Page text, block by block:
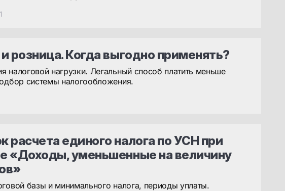
розница. Когда выгодно применять?
налоговой нагрузки. Легальный способ платить меньше
системы налогообложения.
расчета единого налога по УСН при
«Доходы, уменьшенные на величину
базы и минимального налога, периоды уплаты.